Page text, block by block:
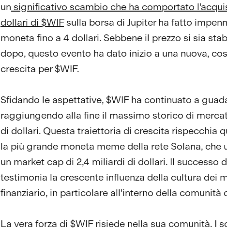
un significativo scambio che ha comportato
dollari di $WIFsulla borsa di Jupiter ha fatto
moneta fino a 4 dollari. Sebbene il prezzo si sia
dopo, questo evento ha dato inizio a una nuova,
crescita per $WIF.
Sfidando le aspettative, $WIF ha continuato a
raggiungendo alla fine il massimo storico di
di dollari. Questa traiettoria di crescita rispecchia
la più grande moneta meme della rete Solana, che
un market cap di 2,4 miliardi di dollari. Il successo
testimonia la crescente influenza della cultura dei
finanziario, in particolare all'interno della comunità
La vera forza di $WIF risiede nella sua comunità. I